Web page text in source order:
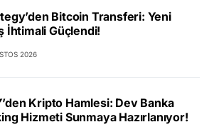
Bitcoin Transferi: Yeni
İhtimali Güçlendi!
2026
Kripto Hamlesi: Dev Banka
Hizmeti Sunmaya Hazırlanıyor!